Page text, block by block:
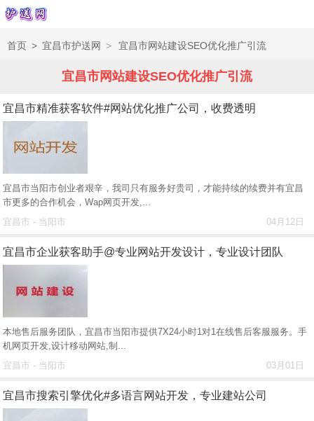
首页 > 宜昌市护送网 > 宜昌市网站建设SEO优化推广引流
宜昌市网站建设SEO优化推广引流
宜昌市精准获客软件#网站优化推广公司，收费透明
宜昌市当阳市创业者艰辛，我司只有服务好贵司，才能持续的续费并有宜昌
市更多的合作机会，Wap网页开发,...
04月12日
宜昌市 - 当阳市
宜昌市企业获客助手@专业网站开发设计，专业设计团队
本地售后服务团队，宜昌市当阳市提供7X24小时1对1在线售后客服服务。手
机网页开发,设计移动网站,制...
03月01日
宜昌市 - 当阳市
宜昌市搜索引擎优化#多语言网站开发，专业建站公司